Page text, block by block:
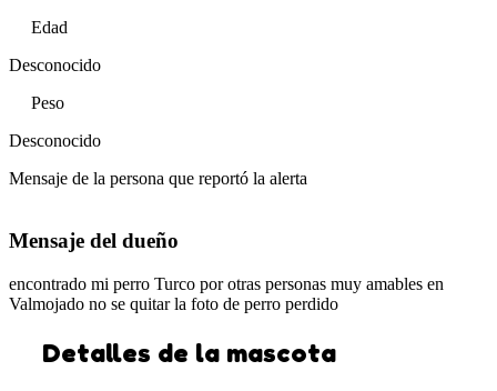
Edad
Desconocido
Peso
Desconocido
Mensaje de la persona que reportó la alerta
Mensaje del dueño
encontrado mi perro Turco por otras personas muy amables en
Valmojado no se quitar la foto de perro perdido
Detalles de la mascota